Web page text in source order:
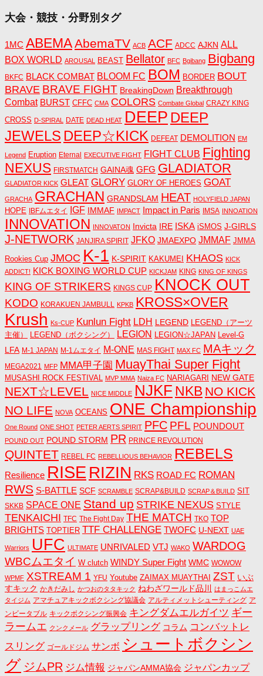
大会・競技・分野別タグ
1MC ABEMA AbemaTV ACB ACF ADCC AJKN ALL
BOX WORLD AROUSAL BEAST Bellator BFC Bgibang Bigbang
BKFC BLACK COMBAT BLOOM FC BOM BORDER BOUT
BRAVE BRAVE FIGHT BreakingDown Breakthrough
Combat BURST CFFC CMA COLORS Combate Global CRAZY KING
CROSS D-SPIRAL DATE DEAD HEAT DEEP DEEP
JEWELS DEEP☆KICK DEFEAT DEMOLITION EM
Legend Eruption Eternal EXECUTIVE FIGHT FIGHT CLUB Fighting
NEXUS FIRSTMATCH GAINA魂 GFG GLADIATOR
GLADIATOR KICK GLEAT GLORY GLORY OF HEROES GOAT
GRACHA GRACHAN GRANDSLAM HEAT HOLYFIELD JAPAN
HOPE IBFムエタイ IGF IMMAF IMPACT Impact in Paris IMSA INNOATION
INNOVATION INNOVATON Invicta IRE ISKA iSMOS J-GIRLS
J-NETWORK JANJIRA SPIRIT JFKO JMAEXPO JMMAF JMMA
Rookies Cup JMOC K-1 K-SPIRIT KAKUMEI KHAOS KICK
ADDICT! KICK BOXING WORLD CUP KICKJAM KING KING OF KINGS
KING OF STRIKERS KINGS CUP KNOCK OUT
KODO KORAKUEN JAMBULL KPKB KROSS×OVER
Krush Ks-CUP Kunlun Fight LDH LEGEND LEGEND（アーツ
主催）
LEGEND（ボクシング） LEGION LEGION☆JAPAN Level-G
LFA M-1 JAPAN M-1ムエタイ M-ONE MAS FIGHT MAX FC MAキック
MEGA2021 MFP MMA甲子園 MuayThai Super Fight
MUSASHI ROCK FESTIVAL MVP MMA Naiza FC NARIAGARI NEW GATE
NEXT☆LEVEL NICE MIDDLE NJKF NKB NO KICK
NO LIFE NOVA OCEANS ONE Championship
One Round ONE SHOT PETER AERTS SPIRIT PFC PFL POUNDOUT
POUND OUT POUND STORM PR PRINCE REVOLUTION
QUINTET REBEL FC REBELLIOUS BEHAVIOR REBELS
Resilience RISE RIZIN RKS ROAD FC ROMAN
RWS S-BATTLE SCF SCRAMBLE SCRAP&BUILD SCRAP＆BUILD SIT
SKKB SPACE ONE Stand up STRIKE NEXUS STYLE
TENKAICHI TFC The Fight Day THE MATCH TKO TOP
BRIGHTS TOPTIER TTF CHALLENGE TWOFC U-NEXT UAE
Warriors UFC ULTIMATE UNRIVALED VTJ WAKO WARDOG
WBCムエタイ W clutch WINDY Super Fight WMC WOWOW
WPMF XSTREAM 1 YFU Youtube ZAIMAX MUAYTHAI ZST いぶ
すキック かきだみし かつおのタタキック ねわざワールド品川 はまっこムエ
タイジム アマチュアキックボクシング協議会 アルティメットシューティング ア
ンビータブル キックボクシング振興会 キングダムエルガイツ ギー
ラームエ クンクメール グラップリング コラム コンバットレ
スリング ゴールドジム サンボ シュートボクシン
グ ジムPR ジム情報 ジャパンAMMA協会 ジャパンカップ